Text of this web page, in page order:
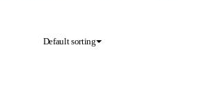
Default sorting